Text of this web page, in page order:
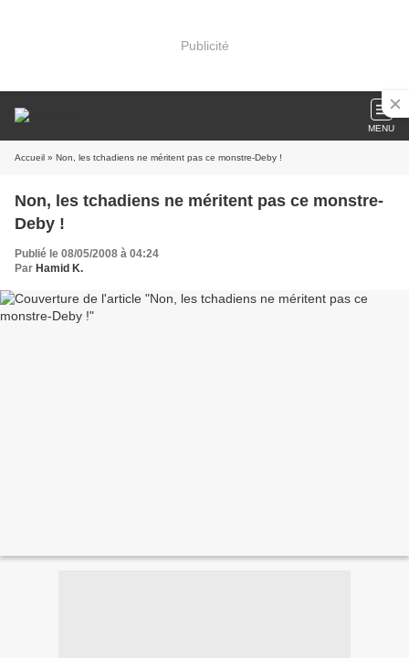
Publicité
MENU
Accueil » Non, les tchadiens ne méritent pas ce monstre-Deby !
Non, les tchadiens ne méritent pas ce monstre-
Deby !
Publié le 08/05/2008 à 04:24
Par Hamid K.